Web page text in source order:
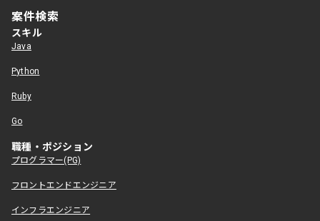
案件検索
スキル
Java
Python
Ruby
Go
職種・ポジション
プログラマー(PG)
フロントエンドエンジニア
インフラエンジニア